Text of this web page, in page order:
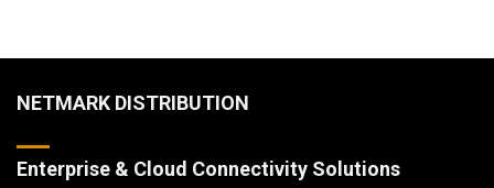
NETMARK DISTRIBUTION
Enterprise & Cloud Connectivity Solutions